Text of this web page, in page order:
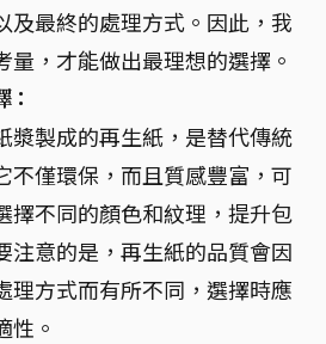
及最終的處理方式。因此，我
量，才能做出最理想的選擇。
漿製成的再生紙，是替代傳統
不僅環保，而且質感豐富，可
擇不同的顏色和紋理，提升包
注意的是，再生紙的品質會因
理方式而有所不同，選擇時應
性。